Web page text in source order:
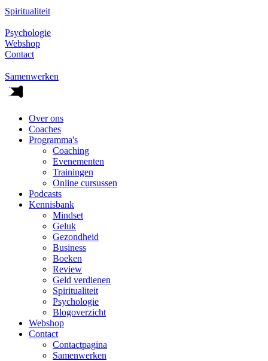
Spiritualiteit
Psychologie
Webshop
Contact
Samenwerken
Over ons
Coaches
Programma's
Coaching
Evenementen
Trainingen
Online cursussen
Podcasts
Kennisbank
Mindset
Geluk
Gezondheid
Business
Boeken
Review
Geld verdienen
Spiritualiteit
Psychologie
Blogoverzicht
Webshop
Contact
Contactpagina
Samenwerken